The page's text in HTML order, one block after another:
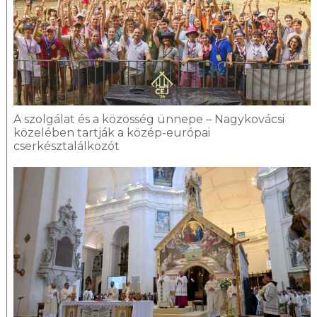
A szolgálat és a közösség ünnepe – Nagykovácsi
közelében tartják a közép-európai
cserkésztalálkozót